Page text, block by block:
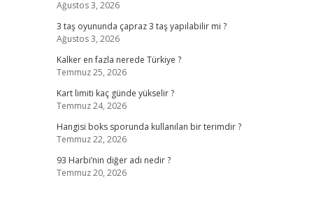
Ağustos 3, 2026
3 taş oyununda çapraz 3 taş yapılabilir mi ?
Ağustos 3, 2026
Kalker en fazla nerede Türkiye ?
Temmuz 25, 2026
Kart limiti kaç günde yükselir ?
Temmuz 24, 2026
Hangisi boks sporunda kullanılan bir terimdir ?
Temmuz 22, 2026
93 Harbi’nin diğer adı nedir ?
Temmuz 20, 2026